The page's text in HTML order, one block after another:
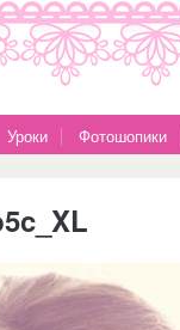
Уроки Фотошопики